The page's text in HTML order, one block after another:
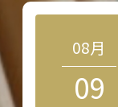
08月
09